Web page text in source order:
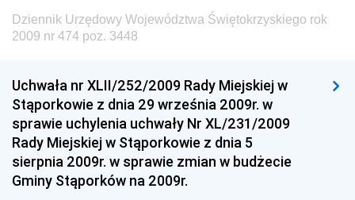
Dziennik Urzędowy Ministra Finansów, Inwestycji i
Rozwoju
Dziennik Urzędowy Ministra Sportu
Dziennik Urzędowy Ministra Funduszy i Polityki
Regionalnej
Dziennik Urzędowy Ministra Aktywów Państwowych
Dziennik Urzędowy Ministra Zdrowia
Dziennik Urzędowy Województwa Świętokrzyskiego rok
2009 nr 474 poz. 3448
Uchwała nr XLII/252/2009 Rady Miejskiej w
Stąporkowie z dnia 29 września 2009r. w
sprawie uchylenia uchwały Nr XL/231/2009
Rady Miejskiej w Stąporkowie z dnia 5
sierpnia 2009r. w sprawie zmian w budżecie
Gminy Stąporków na 2009r.